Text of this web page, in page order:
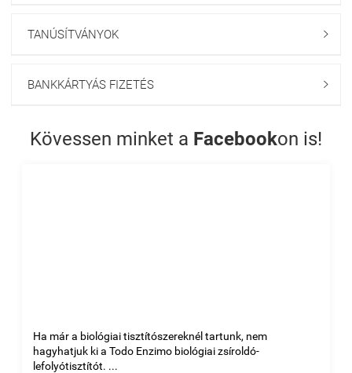
TANÚSÍTVÁNYOK 
BANKKÁRTYÁS FIZETÉS 
Kövessen minket a Facebookon is!
Ha már a biológiai tisztítószereknél tartunk, nem
hagyhatjuk ki a Todo Enzimo biológiai zsíroldó-
lefolyótisztítót. ...